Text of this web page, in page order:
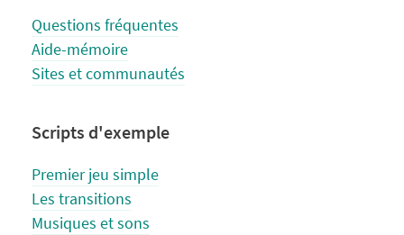
Code source
Questions fréquentes
Aide-mémoire
Sites et communautés
Scripts d'exemple
Premier jeu simple
Les transitions
Musiques et sons